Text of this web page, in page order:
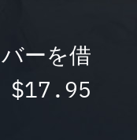
ーを借
$17.95